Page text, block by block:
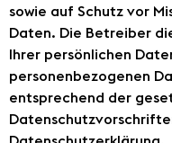
sowie auf Schutz vor
Daten. Die Betreiber
Ihrer persönlichen
personenbezogenen
entsprechend der